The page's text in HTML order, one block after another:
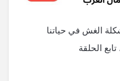
الغش في حياتنا
الحلقة